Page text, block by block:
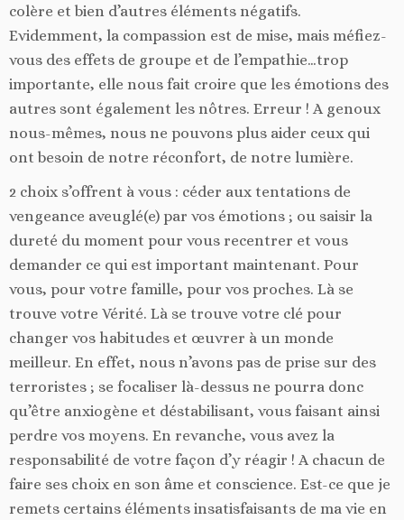
colère et bien d’autres éléments négatifs.
Evidemment, la compassion est de mise, mais méfiez-
vous des effets de groupe et de l’empathie…trop
importante, elle nous fait croire que les émotions des
autres sont également les nôtres. Erreur ! A genoux
nous-mêmes, nous ne pouvons plus aider ceux qui
ont besoin de notre réconfort, de notre lumière.
2 choix s’offrent à vous : céder aux tentations de
vengeance aveuglé(e) par vos émotions ; ou saisir la
dureté du moment pour vous recentrer et vous
demander ce qui est important maintenant. Pour
vous, pour votre famille, pour vos proches. Là se
trouve votre Vérité. Là se trouve votre clé pour
changer vos habitudes et œuvrer à un monde
meilleur. En effet, nous n’avons pas de prise sur des
terroristes ; se focaliser là-dessus ne pourra donc
qu’être anxiogène et déstabilisant, vous faisant ainsi
perdre vos moyens. En revanche, vous avez la
responsabilité de votre façon d’y réagir ! A chacun de
faire ses choix en son âme et conscience. Est-ce que je
remets certains éléments insatisfaisants de ma vie en